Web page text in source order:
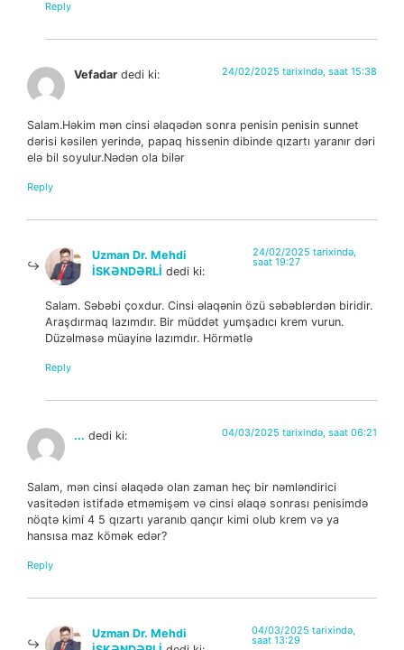
Reply
Vefadar dedi ki: 24/02/2025 tarixində, saat 15:38
Salam.Həkim mən cinsi əlaqədən sonra penisin penisin sunnet
dərisi kəsilen yerində, papaq hissenin dibinde qızartı yaranır dəri
elə bil soyulur.Nədən ola bilər
Reply
Uzman Dr. Mehdi
İSKƏNDƏRLİ dedi ki:
24/02/2025 tarixində,
saat 19:27
Salam. Səbəbi çoxdur. Cinsi əlaqənin özü səbəblərdən biridir.
Araşdırmaq lazımdır. Bir müddət yumşadıcı krem vurun.
Düzəlməsə müayinə lazımdır. Hörmətlə
Reply
... dedi ki: 04/03/2025 tarixində, saat 06:21
Salam, mən cinsi əlaqədə olan zaman heç bir nəmləndirici
vasitədən istifadə etməmişəm və cinsi əlaqə sonrası penisimdə
nöqtə kimi 4 5 qızartı yaranıb qançır kimi olub krem və ya
hansısa maz kömək edər?
Reply
Uzman Dr. Mehdi
04/03/2025 tarixində,
saat 13:29